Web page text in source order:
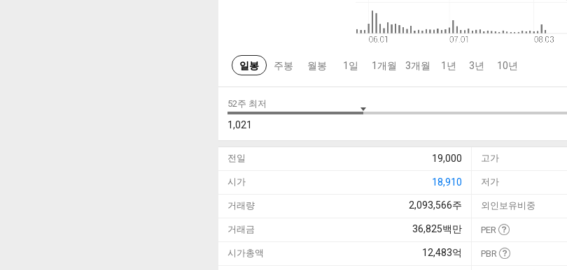
일봉 주봉 월봉 1일 1개월 3개월 1년 3년 10년
52주 최저
1,021
전일 19,000 고가
시가 18,910 저가
거래량 2,093,566주 외인보유비중
거래금 36,825백만 PER
시가총액 12,483억 PBR